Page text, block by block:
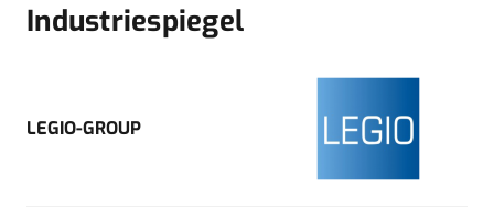
Industriespiegel
LEGIO-GROUP